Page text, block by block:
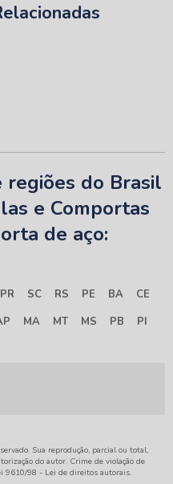
regiões do Brasil
e Comportas
de aço:
PR SC RS PE BA
CE
MA MT MS PB
PI
Sua reprodução, parcial ou total,
do autor. Crime de violação de
9610/98 - Lei de direitos autorais.